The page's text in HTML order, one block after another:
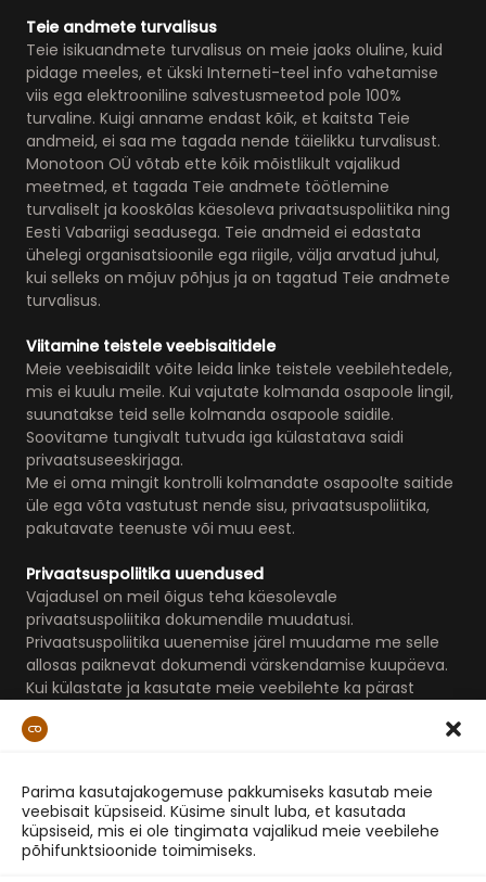
Parima kasutajakogemuse pakkumiseks kasutab meie
veebisait küpsiseid. Küsime sinult luba, et kasutada
küpsiseid, mis ei ole tingimata vajalikud meie veebilehe
põhifunktsioonide toimimiseks.
Teie andmete turvalisus
Teie isikuandmete turvalisus on meie jaoks oluline, kuid
pidage meeles, et ükski Interneti-teel info vahetamise
viis ega elektrooniline salvestusmeetod pole 100%
turvaline. Kuigi anname endast kõik, et kaitsta Teie
andmeid, ei saa me tagada nende täielikku turvalisust.
Monotoon OÜ võtab ette kõik mõistlikult vajalikud
meetmed, et tagada Teie andmete töötlemine
turvaliselt ja kooskõlas käesoleva privaatsuspoliitika ning
Eesti Vabariigi seadusega. Teie andmeid ei edastata
ühelegi organisatsioonile ega riigile, välja arvatud juhul,
kui selleks on mõjuv põhjus ja on tagatud Teie andmete
turvalisus.
Viitamine teistele veebisaitidele
Meie veebisaidilt võite leida linke teistele veebilehtedele,
mis ei kuulu meile. Kui vajutate kolmanda osapoole lingil,
suunatakse teid selle kolmanda osapoole saidile.
Soovitame tungivalt tutvuda iga külastatava saidi
privaatsuseeskirjaga.
Me ei oma mingit kontrolli kolmandate osapoolte saitide
üle ega võta vastutust nende sisu, privaatsuspoliitika,
pakutavate teenuste või muu eest.
Privaatsuspoliitika uuendused
Vajadusel on meil õigus teha käesolevale
privaatsuspoliitika dokumendile muudatusi.
Privaatsuspoliitika uuenemise järel muudame me selle
allosas paiknevat dokumendi värskendamise kuupäeva.
Kui külastate ja kasutate meie veebilehte ka pärast
privaatsuspoliitika uuendamist, käsitleme me seda kui
Teie vaikivat nõusolekut muudatustega.